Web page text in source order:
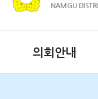
NAMGU
의회안내